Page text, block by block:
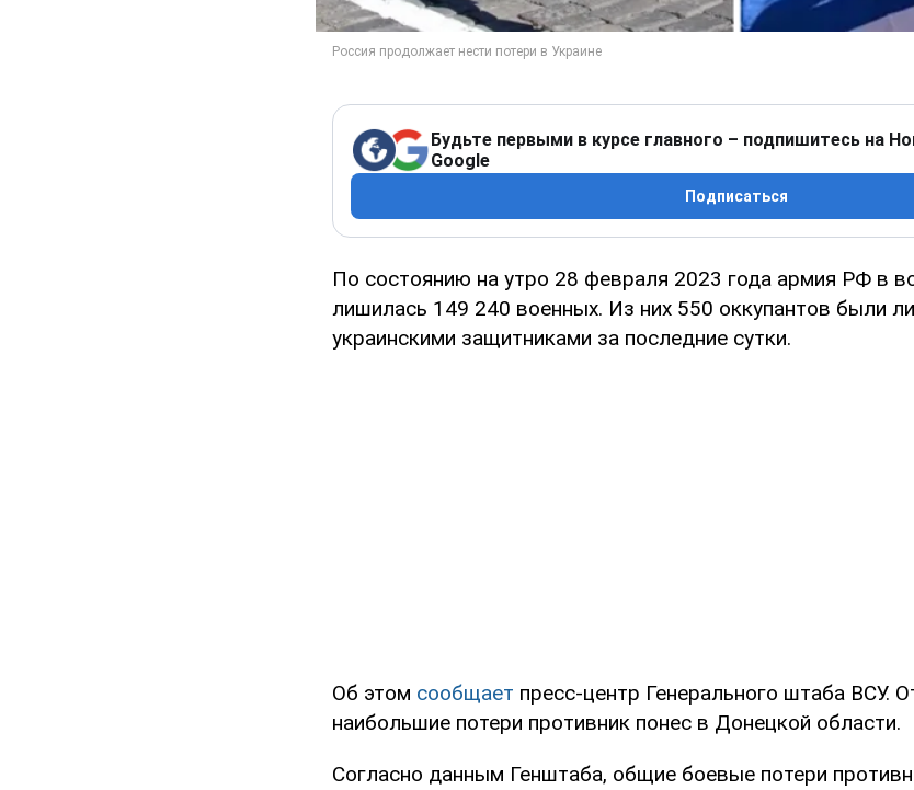
Будьте первыми в курсе главного – подпишитесь на
Google
Подписаться
По состоянию на утро 28 февраля 2023 года армия РФ в
лишилась 149 240 военных. Из них 550 оккупантов были
украинскими защитниками за последние сутки.
Об этом сообщает пресс-центр Генерального штаба ВСУ.
наибольшие потери противник понес в Донецкой области.
Согласно данным Генштаба, общие боевые потери